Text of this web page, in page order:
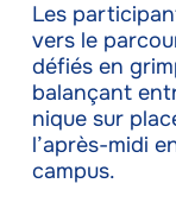
Les
vers le
défiés en
balançant
nique sur
l’après-midi
campus.